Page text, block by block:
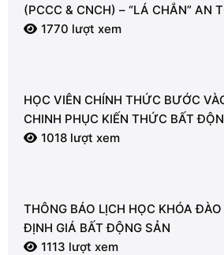
(PCCC & CNCH) – “LÁ CHẮN” AN
NGƯỜI
1770 lượt xem
HỌC VIÊN CHÍNH THỨC BƯỚC
CHINH PHỤC KIẾN THỨC BẤT
1018 lượt xem
THÔNG BÁO LỊCH HỌC KHÓA
ĐỊNH GIÁ BẤT ĐỘNG SẢN
1113 lượt xem